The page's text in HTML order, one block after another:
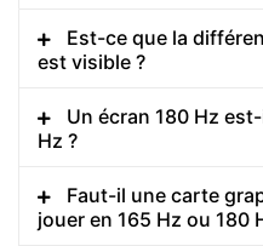
Est-ce que la
est visible ?
Un écran 180 Hz
Hz ?
Faut-il une carte
jouer en 165 Hz ou 180